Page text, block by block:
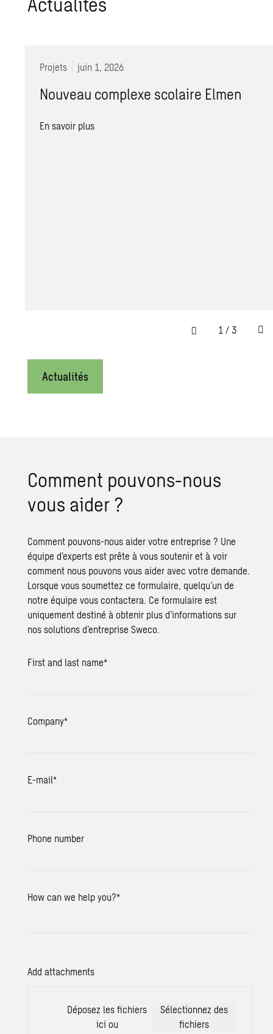
Projets juin 1, 2026
Nouveau complexe scolaire Elmen
En savoir plus
1 / 3
Actualités
Comment pouvons-nous
vous aider ?
Comment pouvons-nous aider votre entreprise ? Une
équipe d’experts est prête à vous soutenir et à voir
comment nous pouvons vous aider avec votre demande.
Lorsque vous soumettez ce formulaire, quelqu’un de
notre équipe vous contactera. Ce formulaire est
uniquement destiné à obtenir plus d’informations sur
nos solutions d’entreprise Sweco.
First and last name*
Company*
E-mail*
Phone number
How can we help you?*
Add attachments
Déposez les fichiers
ici ou
Sélectionnez des
fichiers